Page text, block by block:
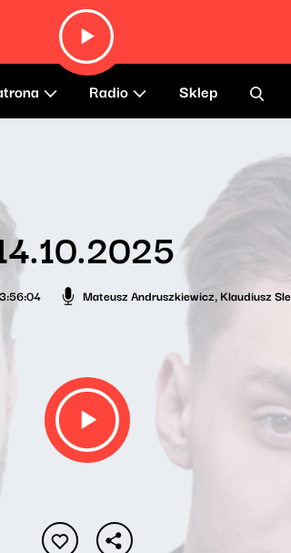
Radio Sklep
Mateusz Andruszkiewicz, Klaudiusz